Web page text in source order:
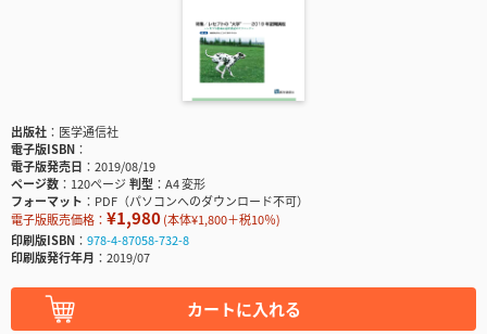
出版社
医学通信社
電子版ISBN
電子版発売日
2019/08/19
ページ数
120ページ判型
A4 変形
フォーマット
PDF（パソコンへのダウンロード不可）
電子版販売価格： ¥1,980(本体¥1,800＋税10％)
印刷版ISBN
978-4-87058-732-8
印刷版発行年月
2019/07
カートに入れる